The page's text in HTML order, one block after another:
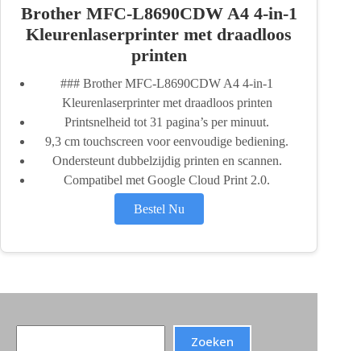
Brother MFC-L8690CDW A4 4-in-1
Kleurenlaserprinter met draadloos
printen
### Brother MFC-L8690CDW A4 4-in-1
Kleurenlaserprinter met draadloos printen
Printsnelheid tot 31 pagina’s per minuut.
9,3 cm touchscreen voor eenvoudige bediening.
Ondersteunt dubbelzijdig printen en scannen.
Compatibel met Google Cloud Print 2.0.
Bestel Nu
Zoeken